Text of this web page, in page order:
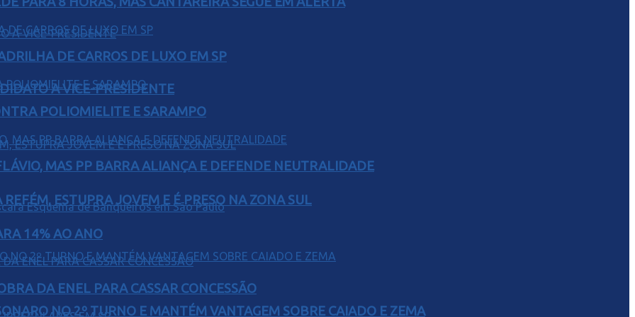
A VICE-PRESIDENTE
ESTUPRA JOVEM E É PRESO NA ZONA SUL
NO 2º TURNO E MANTÉM VANTAGEM SOBRE CAIADO E ZEMA
DE CARROS DE LUXO EM SP
POLIOMIELITE E SARAMPO
MAS PP BARRA ALIANÇA E DEFENDE NEUTRALIDADE
14% AO ANO
DA ENEL PARA CASSAR CONCESSÃO